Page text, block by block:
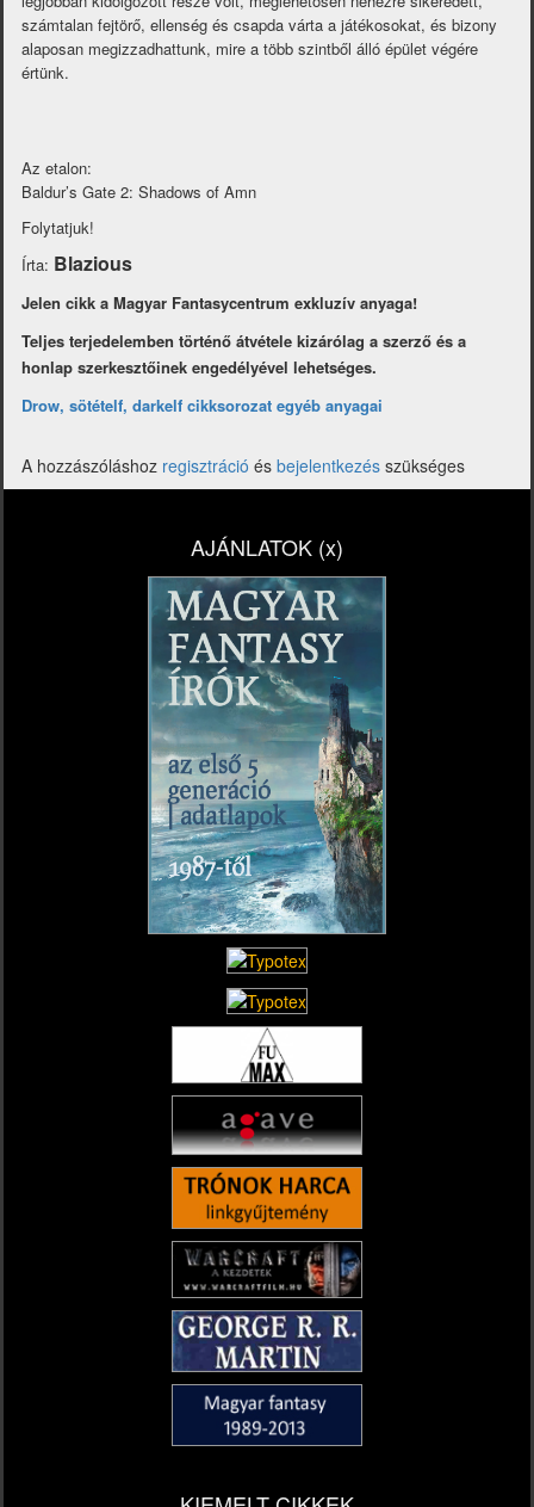
számtalan fejtörő, ellenség és csapda várta a játékosokat, és bizony
alaposan megizzadhattunk, mire a több szintből álló épület végére
értünk.
Az etalon:
Baldur’s Gate 2: Shadows of Amn
Folytatjuk!
Írta: Blazious
Jelen cikk a Magyar Fantasycentrum exkluzív anyaga!
Teljes terjedelemben történő átvétele kizárólag a szerző és a
honlap szerkesztőinek engedélyével lehetséges.
Drow, sötételf, darkelf cikksorozat egyéb anyagai
A hozzászóláshoz regisztráció és bejelentkezés szükséges
AJÁNLATOK (x)